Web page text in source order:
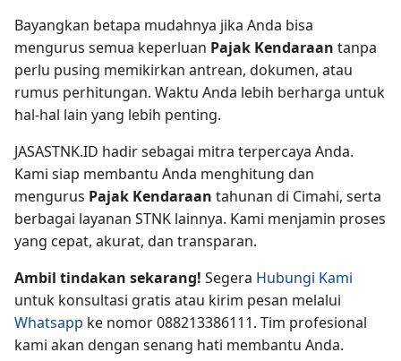
Bayangkan betapa mudahnya jika Anda bisa
mengurus semua keperluan Pajak Kendaraan tanpa
perlu pusing memikirkan antrean, dokumen, atau
rumus perhitungan. Waktu Anda lebih berharga untuk
hal-hal lain yang lebih penting.
JASASTNK.ID hadir sebagai mitra terpercaya Anda.
Kami siap membantu Anda menghitung dan
mengurus Pajak Kendaraan tahunan di Cimahi, serta
berbagai layanan STNK lainnya. Kami menjamin proses
yang cepat, akurat, dan transparan.
Ambil tindakan sekarang! Segera Hubungi Kami
untuk konsultasi gratis atau kirim pesan melalui
Whatsapp ke nomor 088213386111. Tim profesional
kami akan dengan senang hati membantu Anda.